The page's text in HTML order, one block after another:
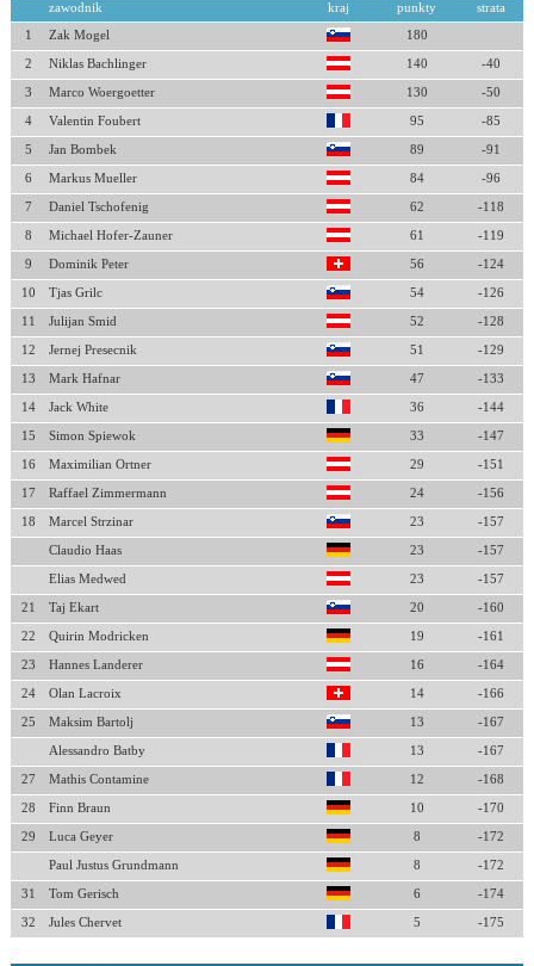
zawodnik kraj punkty strata
1 Zak Mogel 180
2 Niklas Bachlinger 140 -40
3 Marco Woergoetter 130 -50
4 Valentin Foubert 95 -85
5 Jan Bombek 89 -91
6 Markus Mueller 84 -96
7 Daniel Tschofenig 62 -118
8 Michael Hofer-Zauner 61 -119
9 Dominik Peter 56 -124
10 Tjas Grilc 54 -126
11 Julijan Smid 52 -128
12 Jernej Presecnik 51 -129
13 Mark Hafnar 47 -133
14 Jack White 36 -144
15 Simon Spiewok 33 -147
16 Maximilian Ortner 29 -151
17 Raffael Zimmermann 24 -156
18 Marcel Strzinar 23 -157
Claudio Haas 23 -157
Elias Medwed 23 -157
21 Taj Ekart 20 -160
22 Quirin Modricken 19 -161
23 Hannes Landerer 16 -164
24 Olan Lacroix 14 -166
25 Maksim Bartolj 13 -167
Alessandro Batby 13 -167
27 Mathis Contamine 12 -168
28 Finn Braun 10 -170
29 Luca Geyer 8 -172
Paul Justus Grundmann 8 -172
31 Tom Gerisch 6 -174
32 Jules Chervet 5 -175